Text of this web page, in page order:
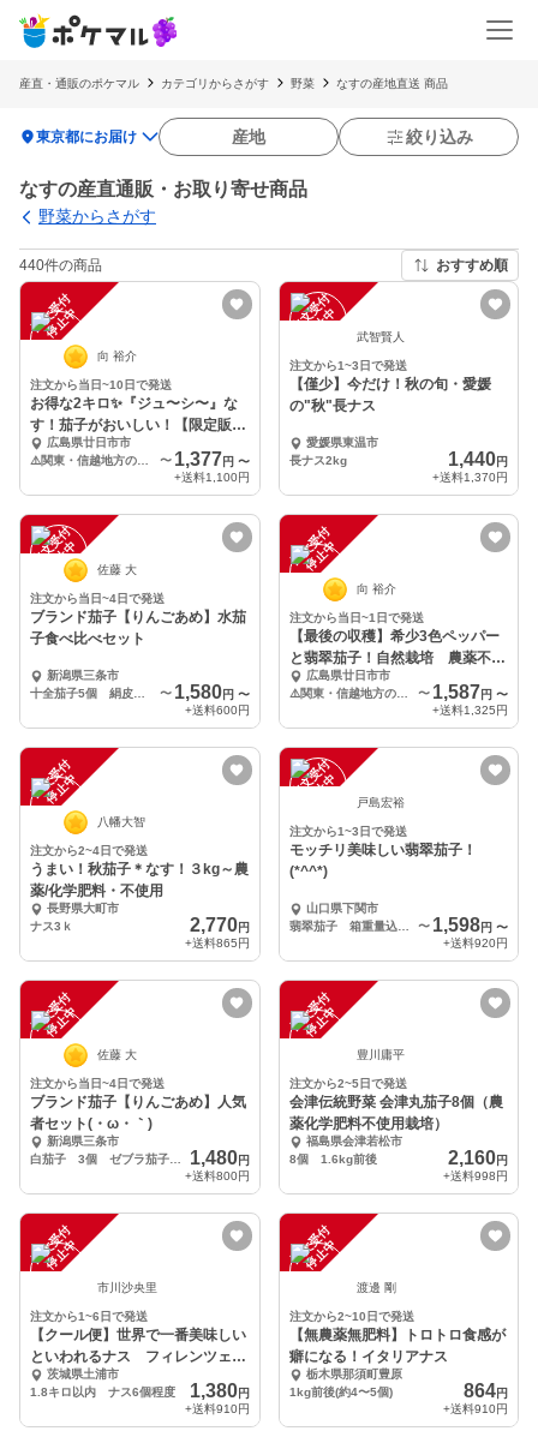
産直・通販のポケマル カテゴリからさがす 野菜 なすの産地直送 商品
location_on東京都にお届け 産地 絞り込み
なすの産直通販・お取り寄せ商品
野菜からさがす
440件の商品 おすすめ順
注
文
受
付
停
止
中
向 裕介
注文から当日~10日で発送
お得な2キロ✨『ジュ〜シ〜』な
す！茄子がおいしい！【限定販
売】固定種！
広島県廿日市市
〜 1,377 円 〜
+送料1,100円
注
文
受
付
停
止
中 武智賢人
注文から1~3日で発送
【僅少】今だけ！秋の旬・愛媛
の"秋"長ナス
愛媛県東温市
長ナス2kg
1,440円
+送料1,370円
注
文
受
付
停
止
中 佐藤 大
注文から当日~4日で発送
ブランド茄子【りんごあめ】水茄
子食べ比べセット
新潟県三条市
〜 1,580円 〜
+送料600円
注
文
受
付
停
止
中
向 裕介
注文から当日~1日で発送
【最後の収穫】希少3色ペッパー
と翡翠茄子！自然栽培 農薬不使
用 広島県廿日市市
⚠️関東・信越地方の専用送料！
〜 1,587円 〜
+送料1,325円
注
文
受
付
停
止
中
八幡大智
注文から2~4日で発送
うまい！秋茄子＊なす！３kg～農
薬/化学肥料・不使用
長野県大町市
ナス3ｋ
2,770円
+送料865円
注
文
受
付
停
止
中 戸島宏裕
注文から1~3日で発送
モッチリ美味しい翡翠茄子！
(*^^*)
山口県下関市
翡翠茄子 箱重量込み2㎏以内
〜 1,598円 〜
+送料920円
注
文
受
付
停
止
中
佐藤 大
注文から当日~4日で発送
ブランド茄子【りんごあめ】人気
者セット(・ω・｀)
新潟県三条市
1,480円
+送料800円
注
文
受
付
停
止
中
豊川庸平
注文から2~5日で発送
会津伝統野菜 会津丸茄子8個（農
薬化学肥料不使用栽培）
福島県会津若松市
8個 1.6kg前後
2,160円
+送料998円
注
文
受
付
停
止
中
市川沙央里
注文から1~6日で発送
【クール便】世界で一番美味しい
といわれるナス フィレンツェナ
ス 茨城県土浦市
1.8キロ以内 ナス6個程度
1,380円
+送料910円
注
文
受
付
停
止
中
渡邊 剛
注文から2~10日で発送
【無農薬無肥料】トロトロ食感が
癖になる！イタリアナス
栃木県那須町豊原
1kg前後(約4〜5個)
864円
+送料910円